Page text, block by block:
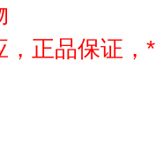
，正品保证，*